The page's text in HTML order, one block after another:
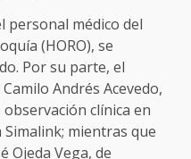
personal médico del
(HORO), se
Por su parte, el
Andrés Acevedo,
clínica en
Simalink; mientras que
Ojeda Vega, de